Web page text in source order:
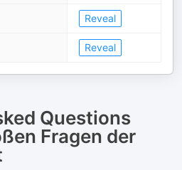
Reveal
Reveal
Questions
Fragen der